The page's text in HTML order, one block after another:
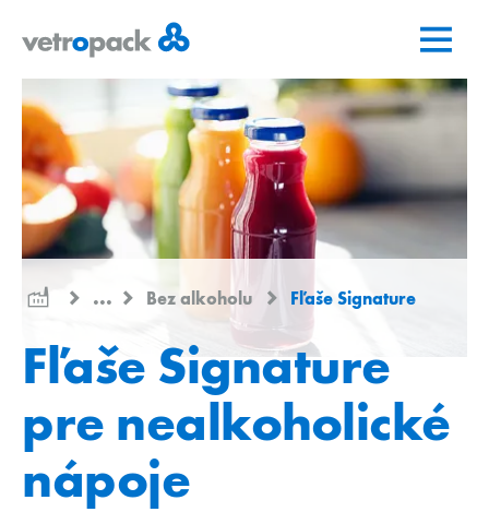
domovskú
stránku
obsah
kontakt
... Bez alkoholu Fľaše Signature
Fľaše Signature
pre nealkoholické
nápoje